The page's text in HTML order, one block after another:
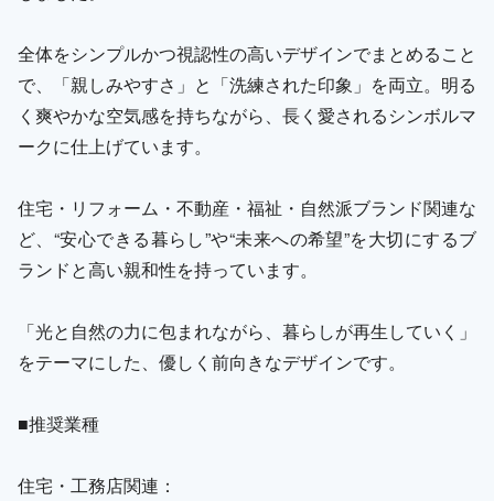
全体をシンプルかつ視認性の高いデザインでまとめること
で、「親しみやすさ」と「洗練された印象」を両立。明る
く爽やかな空気感を持ちながら、長く愛されるシンボルマ
ークに仕上げています。
住宅・リフォーム・不動産・福祉・自然派ブランド関連な
ど、“安心できる暮らし”や“未来への希望”を大切にするブ
ランドと高い親和性を持っています。
「光と自然の力に包まれながら、暮らしが再生していく」
をテーマにした、優しく前向きなデザインです。
■推奨業種
住宅・工務店関連：